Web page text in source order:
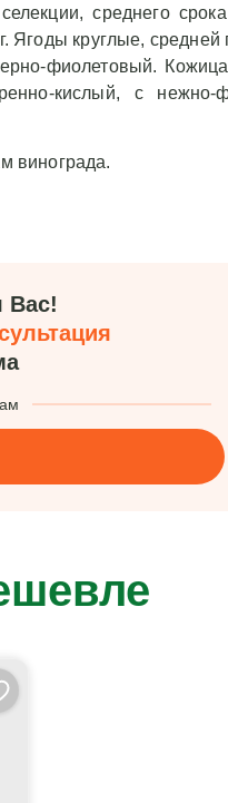
среднего
Ягоды круглые,
фиолетовый.
кислый, с
винограда.
Вас!